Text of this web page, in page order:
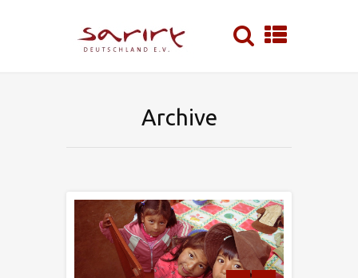
Archive